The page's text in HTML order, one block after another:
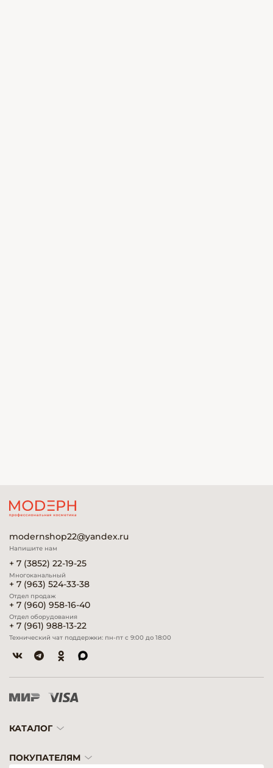
modernshop22@yandex.ru
Напишите нам
+ 7 (3852) 22-19-25
Многоканальный
+ 7 (963) 524-33-38
Отдел продаж
+ 7 (960) 958-16-40
Отдел оборудования
+ 7 (961) 988-13-22
Технический чат поддержки: пн-пт с 9:00 до 18:00
КАТАЛОГ
ПОКУПАТЕЛЯМ